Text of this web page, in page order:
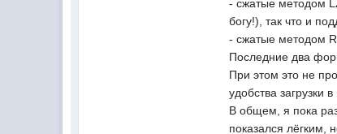
- сжатые методом
богу!), так что и
- сжатые методом
Последние два
При этом это не
удобства загрузки
В общем, я пока
показался лёгким,